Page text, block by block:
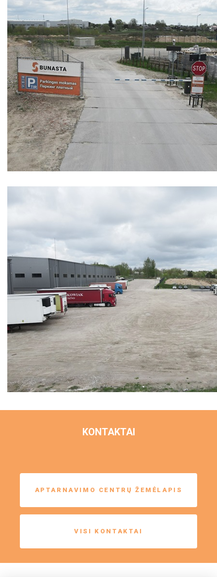
KONTAKTAI
APTARNAVIMO CENTRŲ ŽEMĖLAPIS
VISI KONTAKTAI